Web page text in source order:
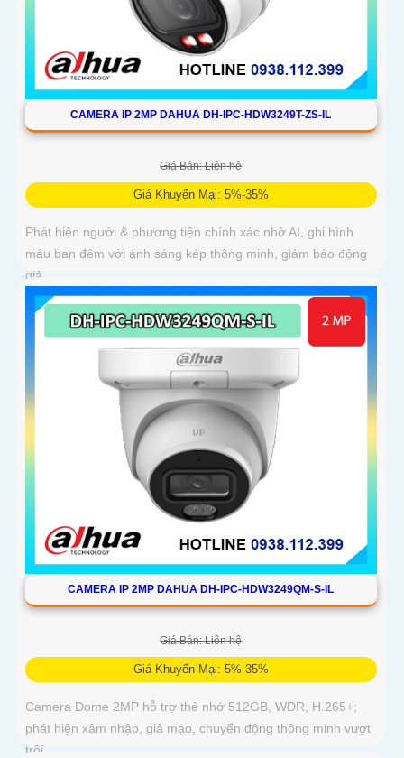
CAMERA IP 2MP DAHUA DH-IPC-HDW3249T-ZS-IL
Giá Bán: Liên hệ
Giá Khuyến Mại: 5%-35%
Phát hiện người & phương tiện chính xác nhờ AI, ghi hình
màu ban đêm với ánh sáng kép thông minh, giảm báo động
giả
CAMERA IP 2MP DAHUA DH-IPC-HDW3249QM-S-IL
Giá Bán: Liên hệ
Giá Khuyến Mại: 5%-35%
Camera Dome 2MP hỗ trợ thẻ nhớ 512GB, WDR, H.265+;
phát hiện xâm nhập, giả mạo, chuyển động thông minh vượt
trội